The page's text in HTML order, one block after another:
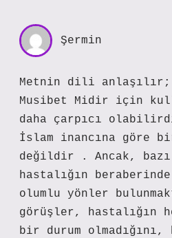
Şermin
Metnin dili anlaşılır;
Musibet Midir için
daha çarpıcı
İslam inancına göre
değildir . Ancak,
hastalığın
olumlu yönler
görüşler, hastalığın
bir durum olmadığını,